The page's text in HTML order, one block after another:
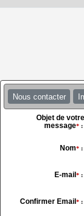
Nous contacter
Objet de votre
message*:
Nom*:
E-mail *:
Confirmer Email *: